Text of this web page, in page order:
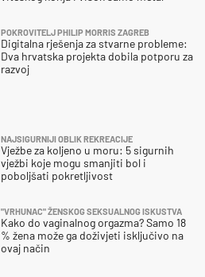
NAJSIGURNIJI OBLIK REKREACIJE
Vježbe za koljeno u moru: 5 sigurnih
vježbi koje mogu smanjiti bol i
poboljšati pokretljivost
"VRHUNAC" ŽENSKOG SEKSUALNOG ISKUSTVA
Kako do vaginalnog orgazma? Samo 18
% žena može ga doživjeti isključivo na
ovaj način
POKROVITELJ PHILIP MORRIS ZAGREB
Digitalna rješenja za stvarne probleme:
Dva hrvatska projekta dobila potporu za
razvoj